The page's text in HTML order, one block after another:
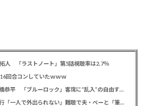
人 「ラストノート」第5話視聴率は2.7％
回合コンしていたｗｗｗ
高橋文哉＆櫻井海音＆高橋恭平 「ブルーロック」客席に“乱入”の自由すぎる舞台あいさつに劇場騒然
林家パー子 認知症が進行「一人で外出られない」難聴で夫・ペーと「筆談」…自宅全焼から約1年